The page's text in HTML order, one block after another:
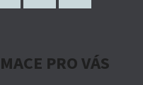
PRO VÁS